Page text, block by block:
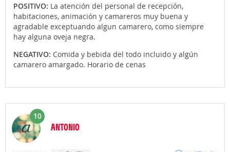
POSITIVO: La atención del personal de recepción,
habitaciones, animación y camareros muy buena y
agradable exceptuando algun camarero, como siempre
hay alguna oveja negra.
NEGATIVO: Comida y bebida del todo incluido y algún
camarero amargado. Horario de cenas
10
ANTONIO